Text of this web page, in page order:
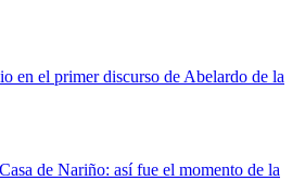
en el primer discurso de Abelardo de la
de Nariño: así fue el momento de la